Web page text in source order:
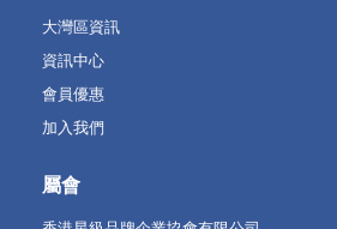
大灣區資訊
資訊中心
會員優惠
加入我們
屬會